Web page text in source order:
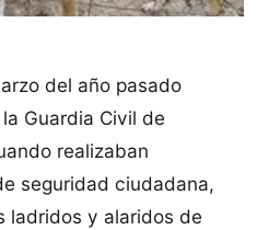
del año pasado
Guardia Civil de
realizaban
seguridad ciudadana,
ladridos y alaridos de